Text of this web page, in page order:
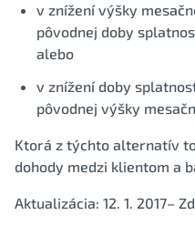
v znížení výšky
pôvodnej doby
alebo
v znížení doby
pôvodnej výšky
Ktorá z týchto alternatív
dohody medzi klientom a
Aktualizácia: 12. 1. 2017–